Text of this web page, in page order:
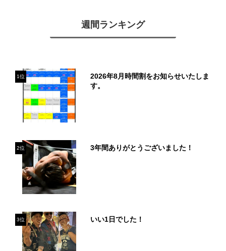
週間ランキング
1位
2026年8月時間割をお知らせいたしま
す。
2位 3年間ありがとうございました！
3位 いい1日でした！